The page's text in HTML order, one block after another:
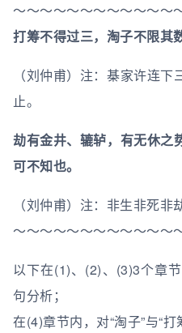
～～～～～～～～～～～～
打筹不得过三，淘子不限其
（刘仲甫）注：棊家许连
止。
劫有金井、辘轳，有无休之
可不知也。
（刘仲甫）注：非生非死非
～～～～～～～～～～～～
以下在(1)、(2)、(3)3个章
句分析；
在(4)章节内，对“淘子”与“打